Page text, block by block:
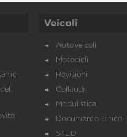
Veicoli
Autoveicoli
Motocicli
Revisioni
Collaudi
Modulistica
Documento Unico
STED